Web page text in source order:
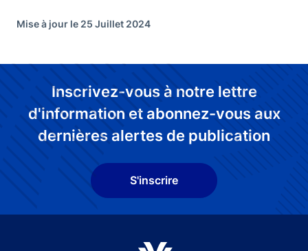
Mise à jour le 25 Juillet 2024
Inscrivez-vous à notre lettre
d'information et abonnez-vous aux
dernières alertes de publication
S'inscrire